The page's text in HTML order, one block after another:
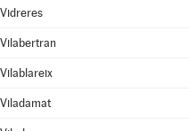
Vidreres
Vilabertran
Vilablareix
Viladamat